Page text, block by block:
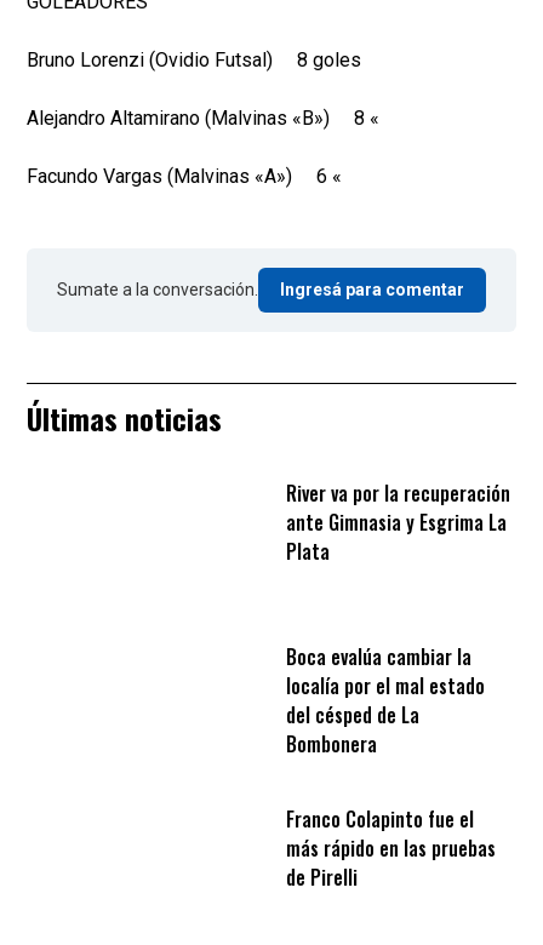
Bruno Lorenzi (Ovidio Futsal) 8 goles
Alejandro Altamirano (Malvinas «B») 8 «
Facundo Vargas (Malvinas «A») 6 «
Sumate a la conversación. Ingresá para comentar
Últimas noticias
River va por la recuperación
ante Gimnasia y Esgrima La
Plata
Boca evalúa cambiar la
localía por el mal estado
del césped de La
Bombonera
Franco Colapinto fue el
más rápido en las pruebas
de Pirelli